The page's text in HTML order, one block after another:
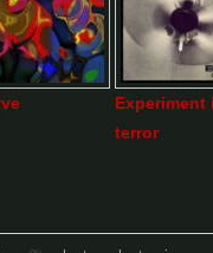
Experiment
terror